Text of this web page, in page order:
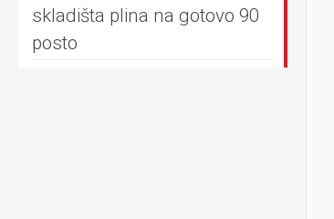
skladišta plina na gotovo 90
posto